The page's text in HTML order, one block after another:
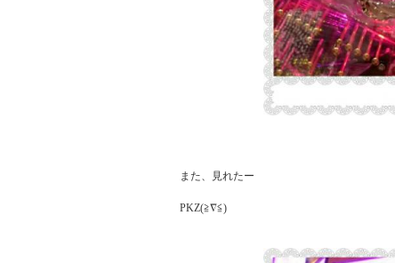
また、見れたー
PKZ(≧∇≦)